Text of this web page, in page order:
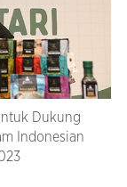
Dukung
Indonesian